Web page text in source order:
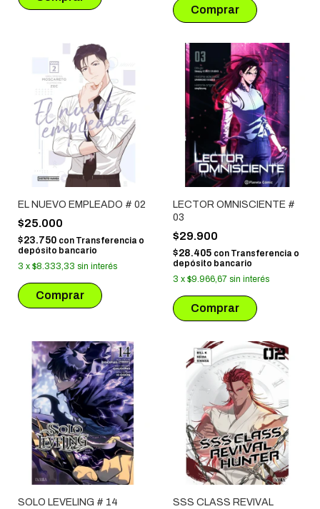
EL NUEVO EMPLEADO # 02
$25.000
$23.750 con Transferencia o
depósito bancario
3 x $8.333,33 sin interés
LECTOR OMNISCIENTE #
03
$29.900
$28.405 con Transferencia o
depósito bancario
3 x $9.966,67 sin interés
SOLO LEVELING # 14
SSS CLASS REVIVAL